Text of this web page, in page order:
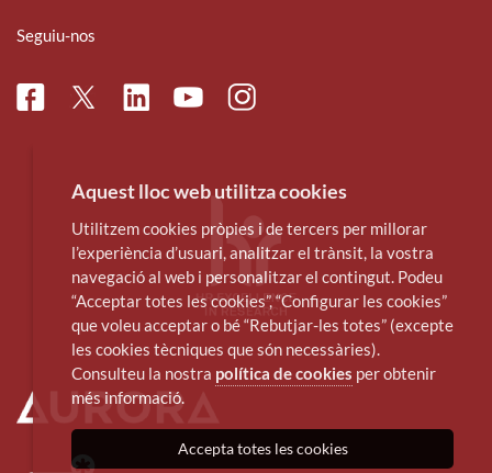
Seguiu-nos
FacebookTwitterLinkedinYoutubeInstagram
Aquest lloc web utilitza cookies
Utilitzem cookies pròpies i de tercers per millorar
l’experiència d’usuari, analitzar el trànsit, la vostra
navegació al web i personalitzar el contingut. Podeu
“Acceptar totes les cookies”, “Configurar les cookies”
que voleu acceptar o bé “Rebutjar-les totes” (excepte
les cookies tècniques que són necessàries).
Consulteu la nostra política de cookies per obtenir
més informació.
Accepta totes les cookies